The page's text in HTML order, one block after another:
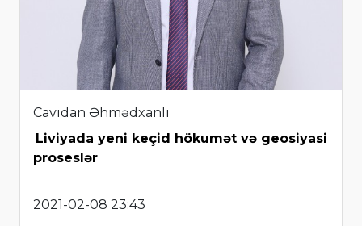
Cavidan Əhmədxanlı
Liviyada yeni keçid hökumət və geosiyasi
proseslər
2021-02-08 23:43